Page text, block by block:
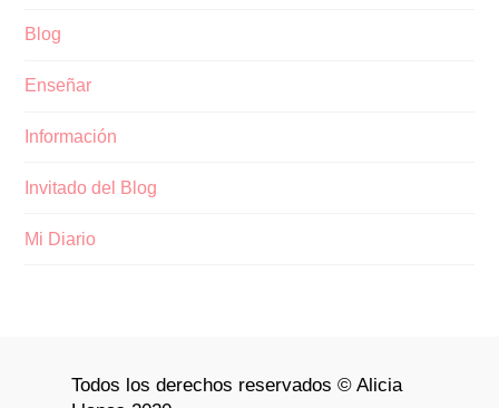
Blog
Enseñar
Información
Invitado del Blog
Mi Diario
Todos los derechos reservados © Alicia